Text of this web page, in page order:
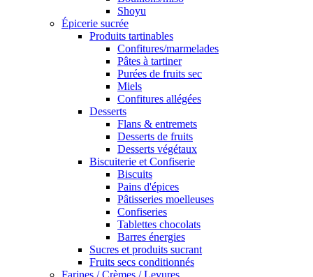
Shoyu
Épicerie sucrée
Produits tartinables
Confitures/marmelades
Pâtes à tartiner
Purées de fruits sec
Miels
Confitures allégées
Desserts
Flans & entremets
Desserts de fruits
Desserts végétaux
Biscuiterie et Confiserie
Biscuits
Pains d'épices
Pâtisseries moelleuses
Confiseries
Tablettes chocolats
Barres énergies
Sucres et produits sucrant
Fruits secs conditionnés